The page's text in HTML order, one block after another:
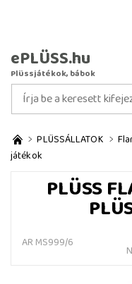
ePLÜSS.hu
Plüssjátékok, bábok
PLÜSSÁLLATOK
játékok
PLÜSS
AR MS999/6